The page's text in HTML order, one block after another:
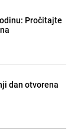
Pročitajte
dan otvorena